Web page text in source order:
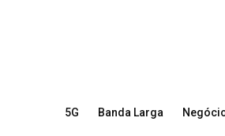
5G Banda Larga